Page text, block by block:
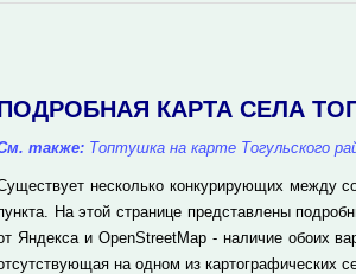
КАРТА СЕЛА
также: Топтушка на карте Тогульского
несколько конкурирующих между
На этой странице представлены
Яндекса и OpenStreetMap - наличие обоих
на одном из картографических